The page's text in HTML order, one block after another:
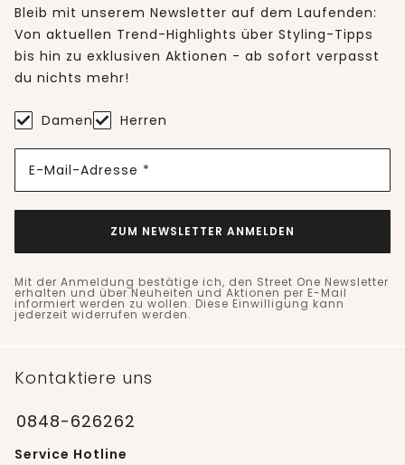
Bleib mit unserem Newsletter auf dem Laufenden:
Von aktuellen Trend-Highlights über Styling-Tipps
bis hin zu exklusiven Aktionen - ab sofort verpasst
du nichts mehr!
Damen Herren
E-Mail-Adresse *
ZUM NEWSLETTER ANMELDEN
Mit der Anmeldung bestätige ich, den Street One Newsletter
erhalten und über Neuheiten und Aktionen per E-Mail
informiert werden zu wollen. Diese Einwilligung kann
jederzeit widerrufen werden.
Kontaktiere uns
0848-626262
Service Hotline